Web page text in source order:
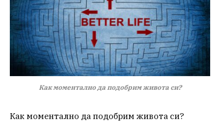
Как моментално да подобрим живота си?
Как моментално да подобрим живота си?